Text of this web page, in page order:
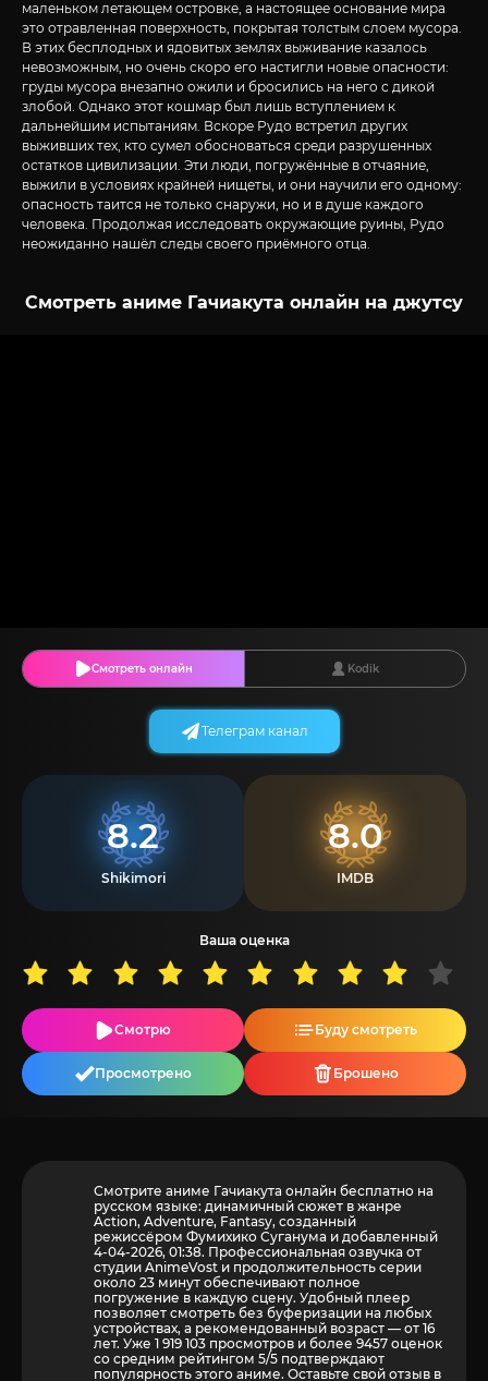
маленьком летающем островке, а настоящее основание мира
это отравленная поверхность, покрытая толстым слоем мусора.
В этих бесплодных и ядовитых землях выживание казалось
невозможным, но очень скоро его настигли новые опасности:
груды мусора внезапно ожили и бросились на него с дикой
злобой. Однако этот кошмар был лишь вступлением к
дальнейшим испытаниям. Вскоре Рудо встретил других
выживших тех, кто сумел обосноваться среди разрушенных
остатков цивилизации. Эти люди, погружённые в отчаяние,
выжили в условиях крайней нищеты, и они научили его одному:
опасность таится не только снаружи, но и в душе каждого
человека. Продолжая исследовать окружающие руины, Рудо
неожиданно нашёл следы своего приёмного отца.
Смотреть аниме Гачиакута онлайн на джутсу
Смотреть онлайн Kodik
8.2
Shikimori
8.0
IMDB
Ваша оценка
Смотрю Буду смотреть
Просмотрено Брошено
Телеграм канал
Смотрите аниме Гачиакута онлайн бесплатно на
русском языке: динамичный сюжет в жанре
Action, Adventure, Fantasy, созданный
режиссёром Фумихико Суганума и добавленный
4-04-2026, 01:38. Профессиональная озвучка от
студии AnimeVost и продолжительность серии
около 23 минут обеспечивают полное
погружение в каждую сцену. Удобный плеер
позволяет смотреть без буферизации на любых
устройствах, а рекомендованный возраст — от 16
лет. Уже 1 919 103 просмотров и более 9457 оценок
со средним рейтингом 5/5 подтверждают
популярность этого аниме. Оставьте свой отзыв в